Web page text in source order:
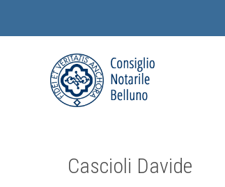
Cascioli Davide